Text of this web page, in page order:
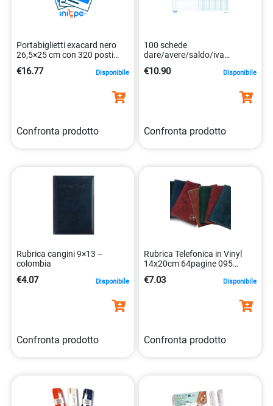
Portabiglietti exacard nero
26,5×25 cm con 320 posti
€16.77 Disponibile
Confronta prodotto
100 schede
dare/avere/saldo/iva
€10.90 Disponibile
Confronta prodotto
Rubrica cangini 9×13 –
colombia
€4.07 Disponibile
Confronta prodotto
Rubrica Telefonica in Vinyl
14x20cm 64pagine 095
€7.03 Disponibile
Confronta prodotto